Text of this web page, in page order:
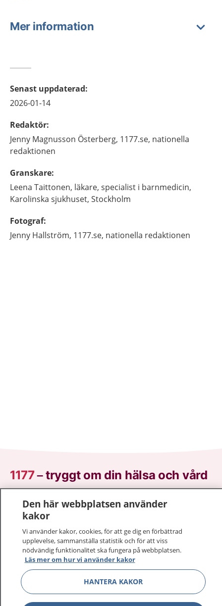
Mer information
Senast uppdaterad:
2026-01-14
Redaktör:
Jenny Magnusson Österberg, 1177.se, nationella
redaktionen
Granskare:
Leena Taittonen, läkare, specialist i barnmedicin,
Karolinska sjukhuset, Stockholm
Fotograf:
Jenny Hallström, 1177.se, nationella redaktionen
1177–tryggt om din hälsa och vård
På 1177.se får du råd om hälsa och information om
sjukdomar och vilka mottagningar du kan kontakta.
Logga in för att läsa din journal och göra dina
vårdärenden. Ring telefonnummer 1177 för
sjukvårdsrådgivning dygnet runt.
1177 ger dig råd när du vill må bättre.
Den här webbplatsen använder
kakor
Vi använder kakor, cookies, för att ge dig en förbättrad
upplevelse, sammanställa statistik och för att viss
nödvändig funktionalitet ska fungera på webbplatsen.
Läs mer om hur vi använder kakor
HANTERA KAKOR